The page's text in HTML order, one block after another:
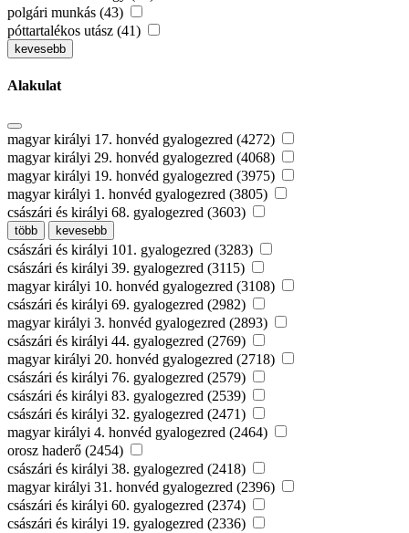
polgári munkás (43)
póttartalékos utász (41)
kevesebb
Alakulat
magyar királyi 17. honvéd gyalogezred (4272)
magyar királyi 29. honvéd gyalogezred (4068)
magyar királyi 19. honvéd gyalogezred (3975)
magyar királyi 1. honvéd gyalogezred (3805)
császári és királyi 68. gyalogezred (3603)
több kevesebb
császári és királyi 101. gyalogezred (3283)
császári és királyi 39. gyalogezred (3115)
magyar királyi 10. honvéd gyalogezred (3108)
császári és királyi 69. gyalogezred (2982)
magyar királyi 3. honvéd gyalogezred (2893)
császári és királyi 44. gyalogezred (2769)
magyar királyi 20. honvéd gyalogezred (2718)
császári és királyi 76. gyalogezred (2579)
császári és királyi 83. gyalogezred (2539)
császári és királyi 32. gyalogezred (2471)
magyar királyi 4. honvéd gyalogezred (2464)
orosz haderő (2454)
császári és királyi 38. gyalogezred (2418)
magyar királyi 31. honvéd gyalogezred (2396)
császári és királyi 60. gyalogezred (2374)
császári és királyi 19. gyalogezred (2336)